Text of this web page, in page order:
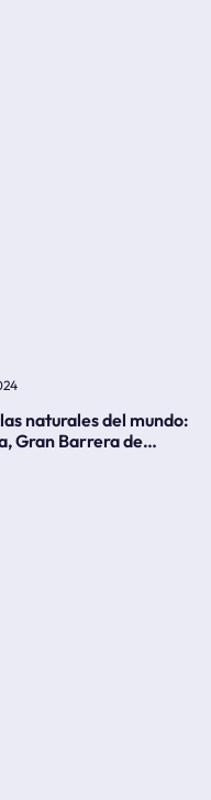
naturales del mundo:
Gran Barrera de